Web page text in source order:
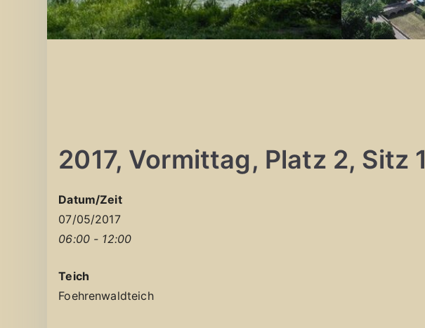
2017, Vormittag, Platz 2, Sitz 1
Datum/Zeit
07/05/2017
06:00 - 12:00
Teich
Foehrenwaldteich